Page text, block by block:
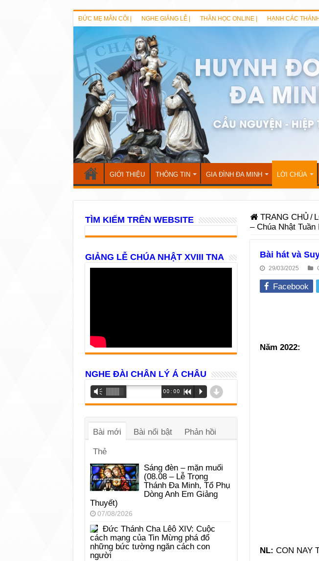
ĐỨC MẸ MÂN CÔI | NGHE GIẢNG LỄ | THẦN HỌC ONLINE | HẠNH CÁC THÁNH
GIỚI THIỆU THÔNG TIN GIA ĐÌNH ĐA MINH LỜI CHÚA
TRANG CHỦ /
– Chúa Nhật
Bài hát và
29/03/2025
Facebook
Năm 2022:
NL: CON NAY
TÌM KIẾM TRÊN WEBSITE
GIẢNG LỄ CHÚA NHẬT XVIII TNA
NGHE ĐÀI CHÂN LÝ Á CHÂU
Trình
phát
âm
Vm 00:00 R P d
Bài mới Bài nổi bật Phản hồi
Thẻ
Sáng đèn – mặn muối
(08.08 – Lễ Trọng
Thánh Đa Minh, Tổ Phụ
Dòng Anh Em Giảng
Thuyết)
07/08/2026
Đức Thánh Cha Lêô XIV: Cuộc
cách mạng của Tin Mừng phá đổ
những bức tường ngăn cách con
người